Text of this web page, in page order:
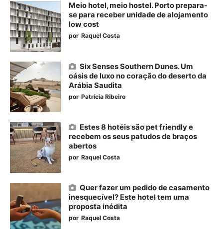
Meio hotel, meio hostel. Porto prepara-
se para receber unidade de alojamento
low cost
por Raquel Costa
Six Senses Southern Dunes. Um
oásis de luxo no coração do deserto da
Arábia Saudita
por Patrícia Ribeiro
Estes 8 hotéis são pet friendly e
recebem os seus patudos de braços
abertos
por Raquel Costa
Quer fazer um pedido de casamento
inesquecível? Este hotel tem uma
proposta inédita
por Raquel Costa